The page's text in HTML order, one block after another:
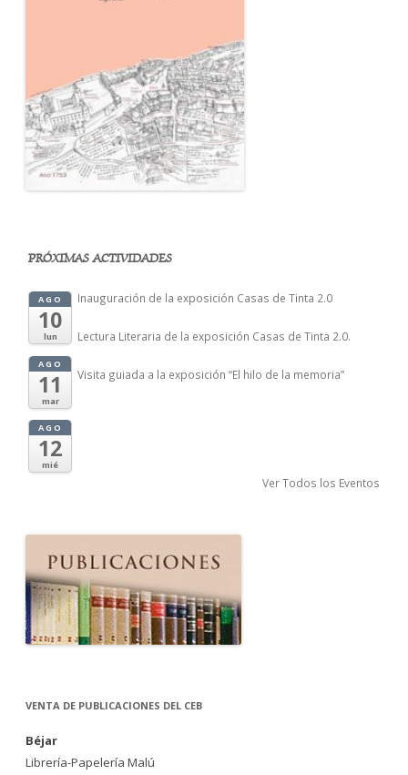
PRÓXIMAS ACTIVIDADES
AGO
10
lun
Inauguración de la exposición Casas de Tinta 2.0
AGO
11
mar
Lectura Literaria de la exposición Casas de Tinta 2.0.
AGO
12
mié
Visita guiada a la exposición “El hilo de la memoria”
Ver Todos los Eventos
VENTA DE PUBLICACIONES DEL CEB
Béjar
Librería-Papelería Malú